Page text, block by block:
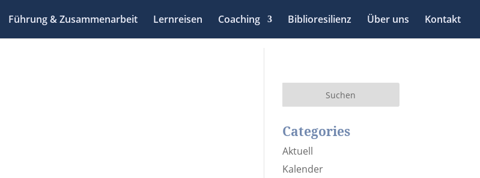
Führung & Zusammenarbeit Lernreisen Coaching Biblioresilienz Über uns Kontakt
Categories
Aktuell
Kalender